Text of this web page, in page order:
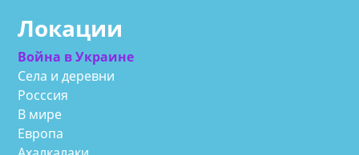
Локации
Война в Украине
Села и деревни
Росссия
В мире
Европа